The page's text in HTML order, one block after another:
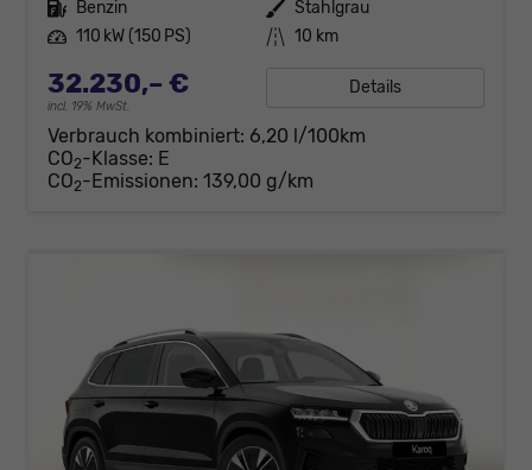
Kraftstoff Benzin Außenfarbe Stahlgrau
Leistung 110 kW (150 PS) Kilometerstand 10 km
32.230,– €
incl. 19% MwSt.
Details
Verbrauch kombiniert: 6,20 l/100km
CO2-Klasse: E
CO2-Emissionen: 139,00 g/km